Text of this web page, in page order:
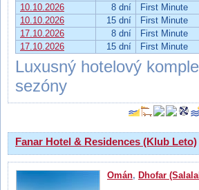
10.10.2026
8 dní First Minute
10.10.2026
15 dní First Minute
17.10.2026
8 dní First Minute
17.10.2026
15 dní First Minute
Luxusný hotelový
sezóny
Fanar Hotel & Residences (Klub Leto)
Omán, Dhofar